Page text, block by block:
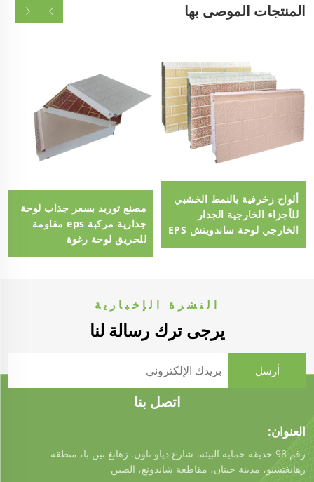
المنتجات الموصى بها
ألواح زخرفية بالنمط الخشبي
للأجزاء الخارجية الجدار
الخارجي لوحة ساندويتش EPS
مصنع توريد بسعر جذاب لوحة
جدارية مركبة eps مقاومة
للحريق لوحة رغوة
البوليسترين eps سميكة 100
النشرة الإخبارية
يرجى ترك رسالة لنا
اتصل بنا
العنوان:
رقم 98 حديقة حماية البيئة، شارع دياو تاون. زهانغ نين با، منطقة
زهانغتشيو، مدينة جينان، مقاطعة شاندونغ، الصين